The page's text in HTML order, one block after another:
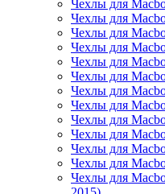
Чехлы для
Чехлы для
Чехлы для
Чехлы для
Чехлы для
Чехлы для
Чехлы для
Чехлы для
Чехлы для
Чехлы для
Чехлы для
Чехлы для
Чехлы для